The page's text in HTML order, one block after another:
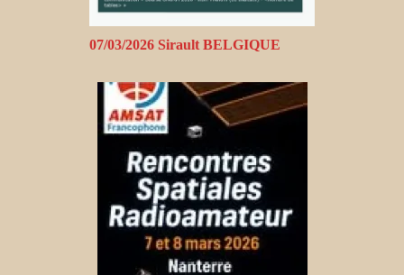
07/03/2026 Sirault BELGIQUE